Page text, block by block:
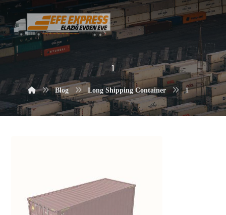
1
Blog Long Shipping Container 1